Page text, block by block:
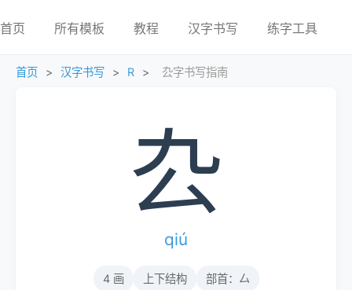
首页 所有模板 教程 汉字书写 练字工具
首页 > 汉字书写 > R > 厹字书写指南
厹
qiú
4 画 上下结构 部首：厶